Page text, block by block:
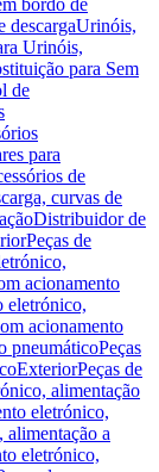
bordo de
descargaUrinóis,
Urinóis,
para Sem
de
para
de
curvas de
Distribuidor de
Peças de
acionamento
eletrónico,
acionamento
pneumáticoPeças
ExteriorPeças de
alimentação
eletrónico,
a
eletrónico,